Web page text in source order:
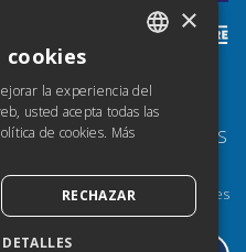
NUESTROS RECURSOS
Torrossa para Instituciones
Torrossa Open
Library Services
ENGLISH
GERMAN
×
cookies
la experiencia del
usted acepta todas las
de cookies. Más
RECHAZAR